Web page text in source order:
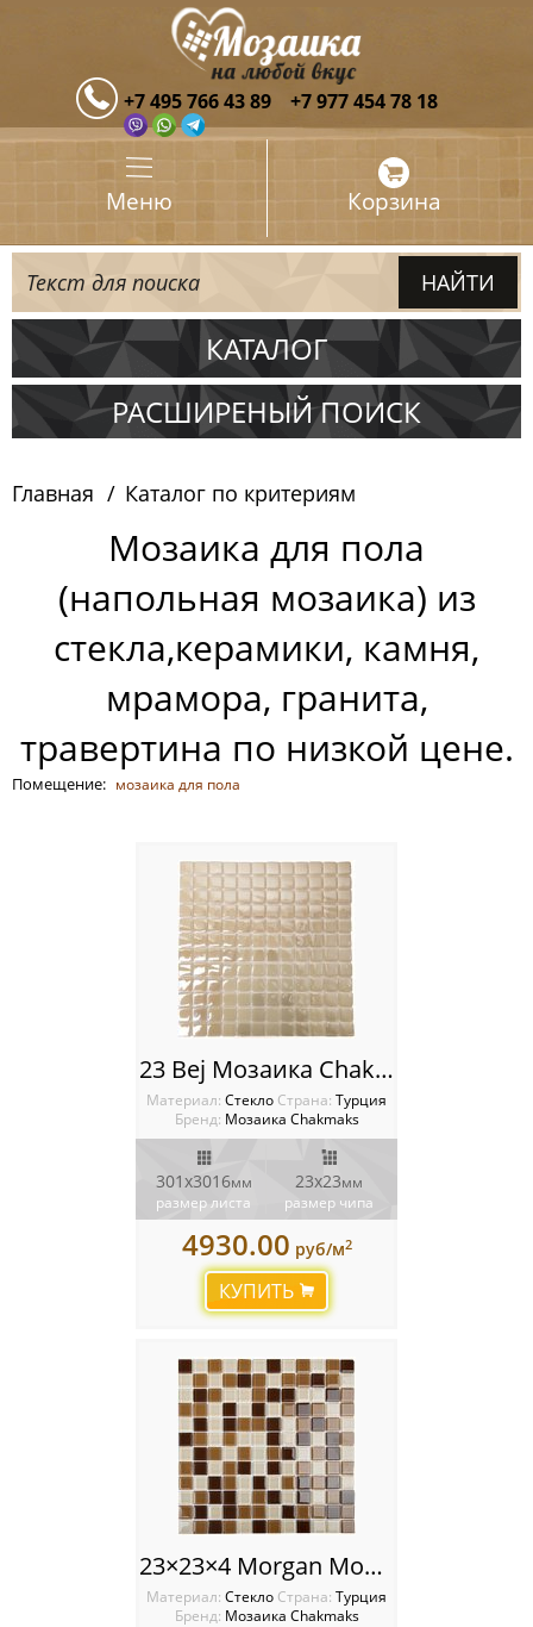
+7 495 766 43 89 +7 977 454 78 18
Меню Корзина
КАТАЛОГ
Испания
Китай
Россия
РАСШИРЕНЫЙ ПОИСК
Главная Каталог по критериям
Мозаика для пола
(напольная мозаика) из
стекла,керамики, камня,
мрамора, гранита,
травертина по низкой цене.
Помещение: мозаика для пола
23 Bej Мозаика Chakmaks
Материал: Стекло Cтрана: Турция
Бренд: Мозаика Chakmaks
301х3016мм
размер листа
23х23мм
размер чипа
4930.00 руб/м2
КУПИТЬ
23×23×4 Morgan Мозаика Chakmaks
Материал: Стекло Cтрана: Турция
Бренд: Мозаика Chakmaks